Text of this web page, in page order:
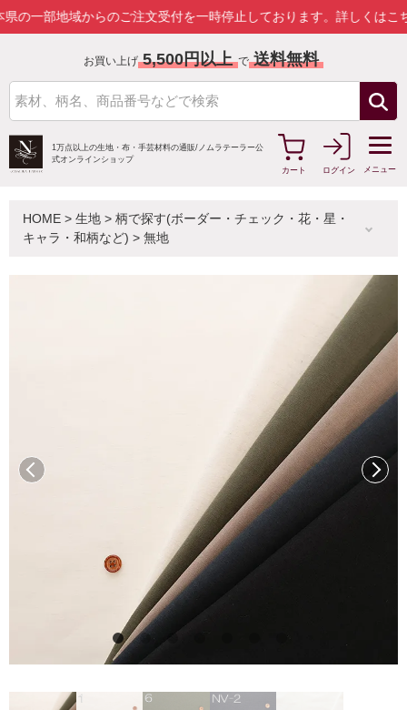
域からのご注文受付を一時停止しております。詳しくはこちら
お買い上げ 5,500円以上 で 送料無料
1万点以上の生地・布・手芸材料の通販/ ノムラテーラー公
式オンラインショップ
カート
ログイン メニュー
HOME > 生地 > 柄で探す(ボーダー・チェック・花・星・
キャラ・和柄など) > 無地
前へ 次へ